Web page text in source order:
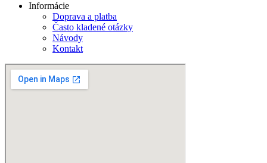
Informácie
Doprava a platba
Často kladené otázky
Návody
Kontakt